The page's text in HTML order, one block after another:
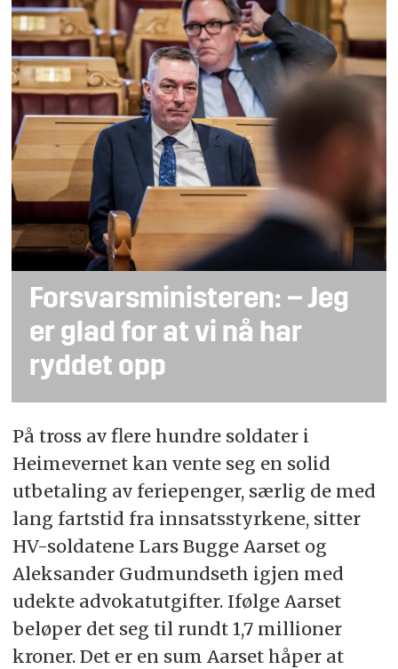
Forsvarsministeren: – Jeg
er glad for at vi nå har
ryddet opp
På tross av flere hundre soldater i
Heimevernet kan vente seg en solid
utbetaling av feriepenger, særlig de med
lang fartstid fra innsatsstyrkene, sitter
HV-soldatene Lars Bugge Aarset og
Aleksander Gudmundseth igjen med
udekte advokatutgifter. Ifølge Aarset
beløper det seg til rundt 1,7 millioner
kroner. Det er en sum Aarset håper at